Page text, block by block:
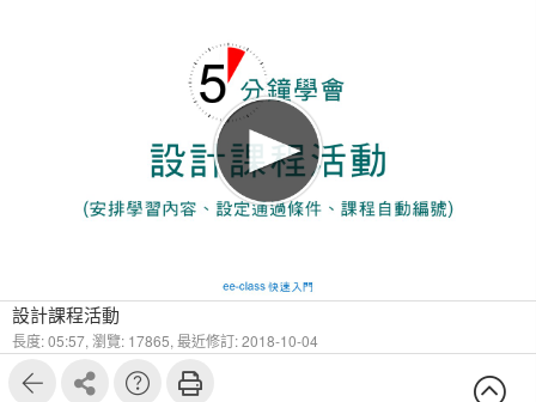
設計課程活動
長度: 05:57, 瀏覽: 17865, 最近修訂: 2018-10-04